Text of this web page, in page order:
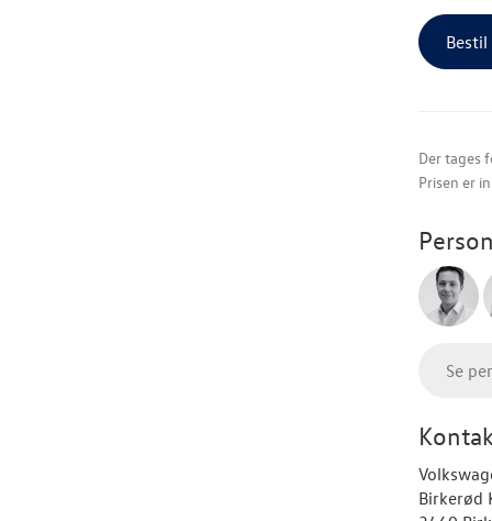
Der tages
Prisen er
Se
Birkerød